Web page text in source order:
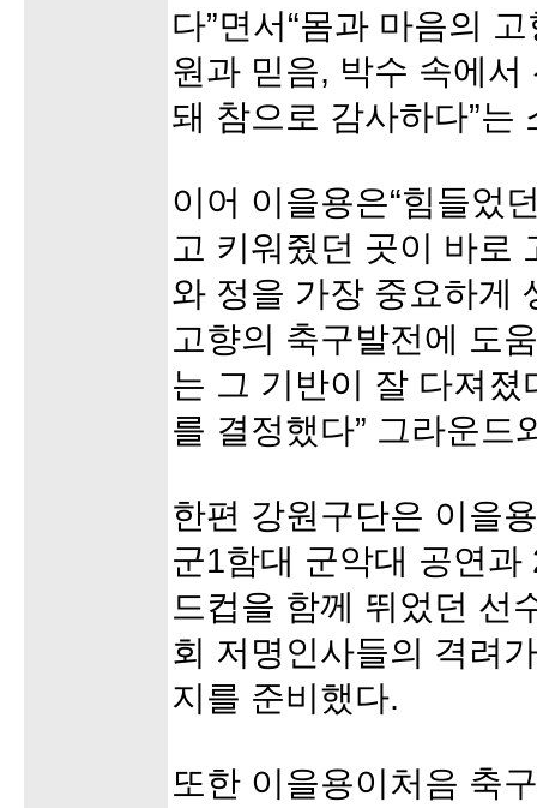
다”면서“몸과 마음의
원과 믿음, 박수 속에
돼 참으로 감사하다”는
이어 이을용은“힘들었
고 키워줬던 곳이 바로
와 정을 가장 중요하게
고향의 축구발전에 도
는 그 기반이 잘 다져
를 결정했다” 그라운드
한편 강원구단은 이을
군1함대 군악대 공연
드컵을 함께 뛰었던 선
회 저명인사들의 격려
지를 준비했다.
또한 이을용이처음 축